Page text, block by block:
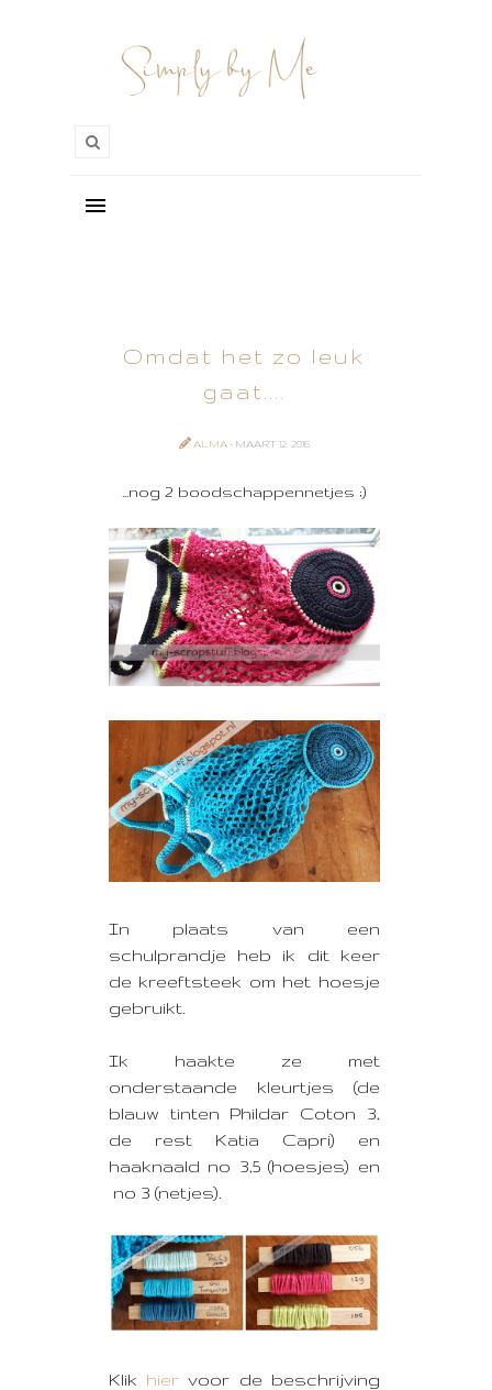
Omdat het zo leuk
gaat....
ALMA - MAART 12, 2016
...nog 2 boodschappennetjes ;)
In plaats van een
schulprandje heb ik dit keer
de kreeftsteek om het hoesje
gebruikt.
Ik haakte ze met
onderstaande kleurtjes (de
blauw tinten Phildar Coton 3,
de rest Katia Capri) en
haaknaald no 3,5 (hoesjes) en
no 3 (netjes).
Klik hier voor de beschrijving